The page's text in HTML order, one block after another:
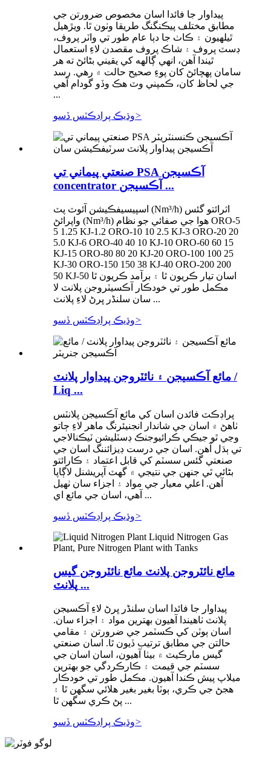
پيداوار جا فائدا اسان مخصوص ضرورتن جي
مطابق مختلف پيڪنگنگ طريقا وٺون ٿا. ويڙهيل
ٿيلهيون ۽ ڪاٺ جا دٻا عام طور تي واٽر پروف،
ڊسٽ پروف ۽ شاڪ پروف مقصدن لاءِ استعمال
ٿيندا آهن، انهي ڳالهه کي يقيني بڻائڻ ته هر
سامان پهچائڻ کان پوءِ صحيح حالت ۾ رهي. رسد
جي لحاظ کان، ڪمپني وٽ هڪ وڏو گودام آهي
...
وڌيڪ پراڊڪٽس ڏسو>
صنعتي پيماني تي PSA آڪسيجن
concentrator آڪسيجن ...
اسپيسيفڪيشن آئوٽ پٽ (Nm³/h) اثرائتو گئس
واپرائڻ (Nm³/h) هوا جي صفائي جو نظام ORO-5
5 1.25 KJ-1.2 ORO-10 10 2.5 KJ-3 ORO-20 20
5.0 KJ-6 ORO-40 40 10 KJ-10 ORO-60 60 15
KJ-15 ORO-80 80 20 KJ-20 ORO-100 100 25
KJ-30 ORO-150 150 38 KJ-40 ORO-200 200
50 KJ-50 اسان تيار ڪريون ٿا ۽ برآمد ڪريون ٿا
مڪمل طور تي خودڪار آڪسيٽروجن پلانٽ لا
سان سلنڈر ڀرڻ لاءِ پلانٽ ...
وڌيڪ پراڊڪٽس ڏسو>
مائع آڪسيجن ۽ نائٽروجن پيداوار پلانٽ /
Liq ...
پراڊڪٽ فائدن اسان کي مائع آڪسيجن پلانٽس
ٺاهڻ ۾ اسان جي شاندار انجنيئرنگ ماهر لاءِ ڄاتو
وڃي ٿو جيڪي ڪرائيوجنڪ ڊسٽليشن ٽيڪنالاجي
تي ٻڌل آهن. اسان جي درست ڊيزائننگ اسان جي
صنعتي گئس سسٽم کي قابل اعتماد ۽ ڪارائتو
بڻائي ٿي جنهن جي نتيجي ۾ گهٽ آپريشنل لاڳاپا
آهن. اعلي معيار جي مواد ۽ اجزاء سان ٺهيل
آهي، اسان جي مائع اي ...
وڌيڪ پراڊڪٽس ڏسو>
مائع نائٽروجن پلانٽ مائع نائٽروجن گيس
پلانٽ ...
پيداوار جا فائدا اسان سلنڈر ڀرڻ لاءِ آڪسيجن
پلانٽ ٺاهيندا آهيون بهترين مواد ۽ اجزاء سان.
اسان ٻوٽن کي ڪسٽمر جي ضرورتن ۽ مقامي
حالتن جي مطابق ترتيب ڏيون ٿا. اسان صنعتي
گيس مارڪيٽ ۾ بيٺا آهيون، اسان اسان جي
سسٽم جي قيمت ۽ ڪارڪردگي جو بهترين
ميلاپ پيش ڪندا آهيون. مڪمل طور تي خودڪار
هجڻ جي ڪري، ٻوٽا بغير بغير هلائي سگهن ٿا ۽
پڻ ڪري سگهن ٿا ...
وڌيڪ پراڊڪٽس ڏسو>